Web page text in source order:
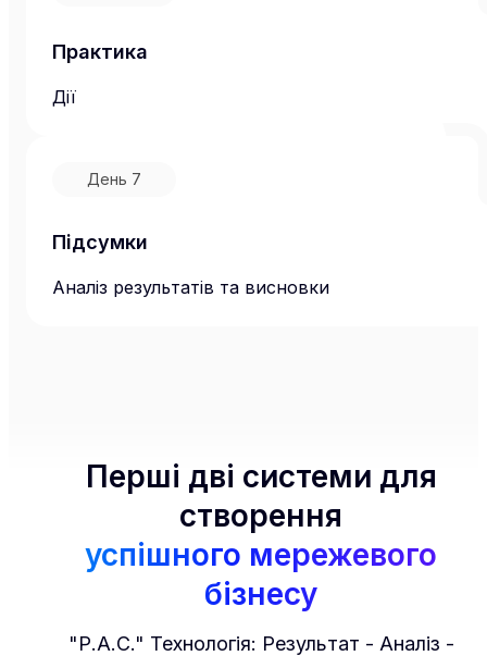
Практика
Дії
День 7
Підсумки
Аналіз результатів та висновки
Перші дві системи для
створення
успішного мережевого
бізнесу
"Р.А.С." Технологія: Результат - Аналіз -